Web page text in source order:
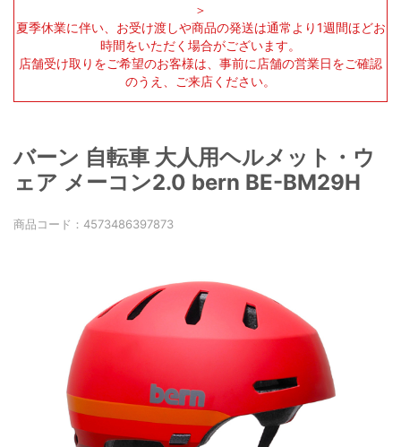
＞
夏季休業に伴い、お受け渡しや商品の発送は通常より1週間ほどお
時間をいただく場合がございます。
店舗受け取りをご希望のお客様は、事前に店舗の営業日をご確認
のうえ、ご来店ください。
バーン 自転車 大人用ヘルメット・ウ
ェア メーコン2.0 bern BE-BM29H
商品コード： 4573486397873